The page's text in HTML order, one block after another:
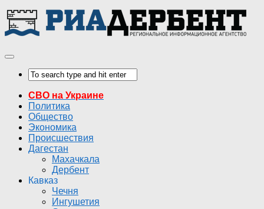
СВО на Украине
Политика
Общество
Экономика
Происшествия
Дагестан
Махачкала
Дербент
Кавказ
Чечня
Ингушетия